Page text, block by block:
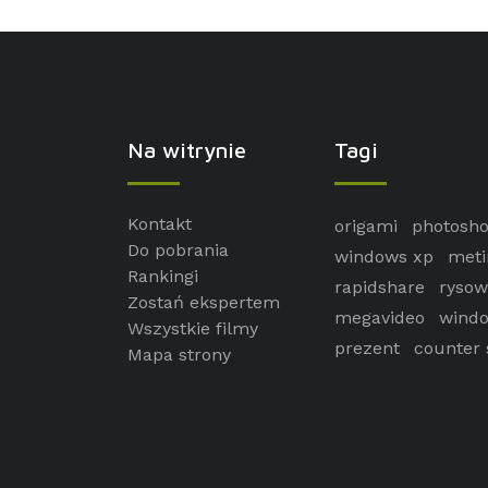
Na witrynie
Kontakt
Do pobrania
Rankingi
Zostań ekspertem
Wszystkie filmy
Mapa strony
Tagi
origami
windows xp
rapidshare
megavideo
prezent
counter